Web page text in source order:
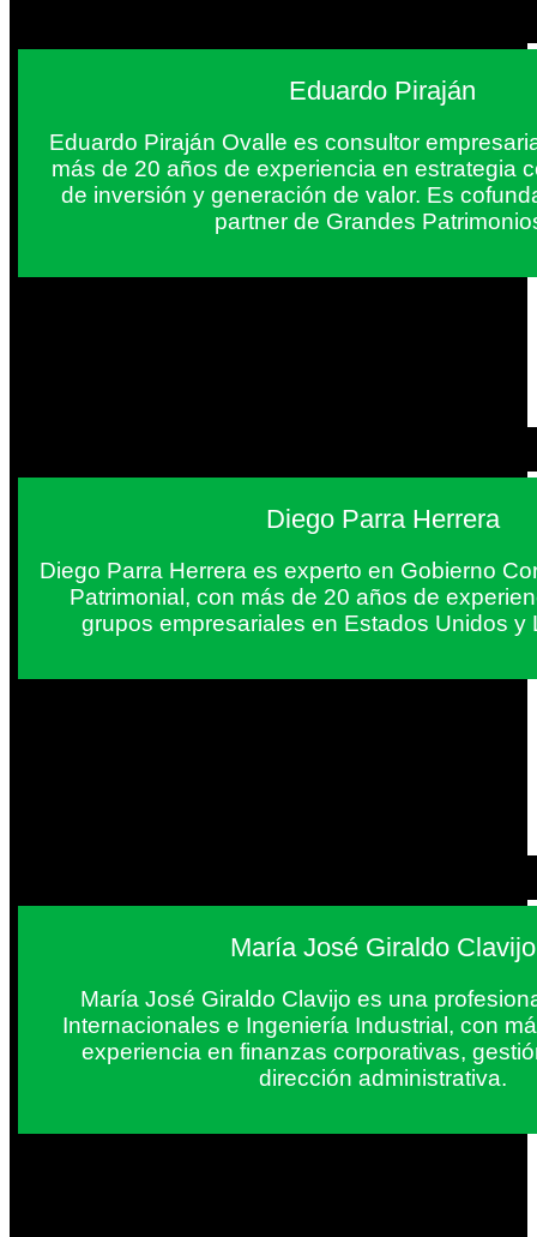
Eduardo Piraján
Eduardo Piraján Ovalle es consultor
más de 20 años de experiencia en estrategia
de inversión y generación de valor. Es
partner de Grandes
Diego Parra Herrera
Diego Parra Herrera es experto en Gobierno
Patrimonial, con más de 20 años de
grupos empresariales en Estados Unidos y
María José Giraldo Clavijo
María José Giraldo Clavijo es una
Internacionales e Ingeniería Industrial, con
experiencia en finanzas corporativas,
dirección administrativa.